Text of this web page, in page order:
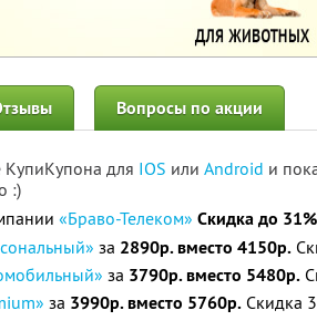
Вопросы по акции
для IOS или Android и
:)
«Браво-Телеком» Скидка до 31%
за 2890р. вместо 4150р.
за 3790р. вместо 5480р.
за 3990р. вместо 5760р. Скидка